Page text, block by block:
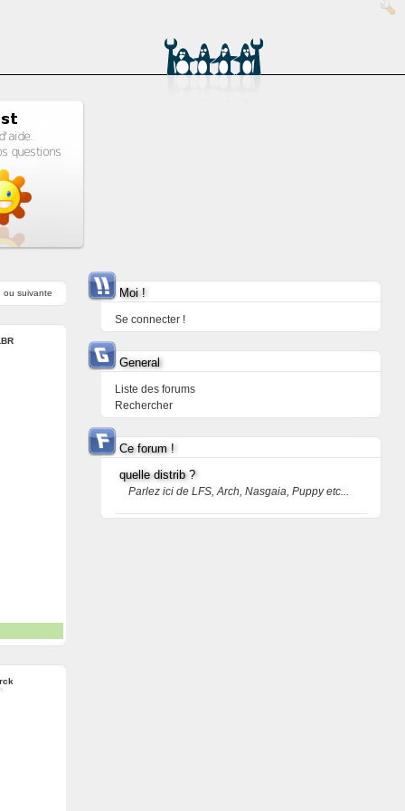
ou suivante Moi !
Se connecter !
General
Liste des forums
Rechercher
Ce forum !
quelle distrib ?
Parlez ici de LFS, Arch, Nasgaia, Puppy etc...